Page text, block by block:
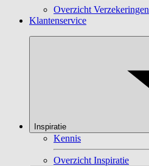
Overzicht Verzekeringen
Klantenservice
Inspiratie
Kennis
Overzicht Inspiratie